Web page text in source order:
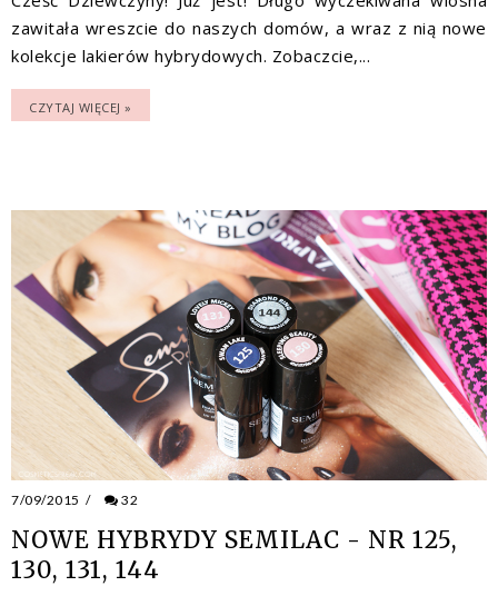
zawitała wreszcie do naszych domów, a wraz z nią nowe
kolekcje lakierów hybrydowych. Zobaczcie,...
CZYTAJ WIĘCEJ »
7/09/2015 / 32
NOWE HYBRYDY SEMILAC - NR 125,
130, 131, 144